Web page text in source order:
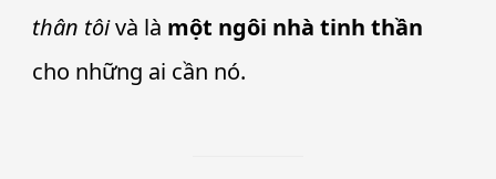
thân tôivà là một ngôi nhà tinh thần
cho những ai cần nó.